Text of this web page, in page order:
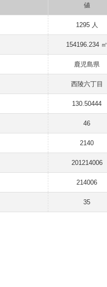
値
1295 人
154196.234 ㎡
鹿児島県
西陵六丁目
130.50444
46
2140
201214006
214006
35